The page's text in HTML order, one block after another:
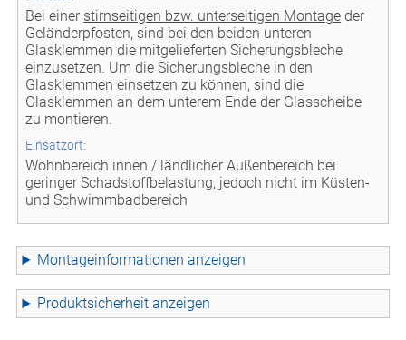
Bei einer stirnseitigen bzw. unterseitigen Montage der
Geländerpfosten, sind bei den beiden unteren
Glasklemmen die mitgelieferten Sicherungsbleche
einzusetzen. Um die Sicherungsbleche in den
Glasklemmen einsetzen zu können, sind die
Glasklemmen an dem unterem Ende der Glasscheibe
zu montieren.
Einsatzort:
Wohnbereich innen / ländlicher Außenbereich bei
geringer Schadstoffbelastung, jedoch nicht im Küsten-
und Schwimmbadbereich
Montageinformationen
Produktsicherheit